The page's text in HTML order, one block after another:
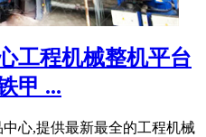
工程机械整机平台
甲 ...
心,提供最新最全的工程机械